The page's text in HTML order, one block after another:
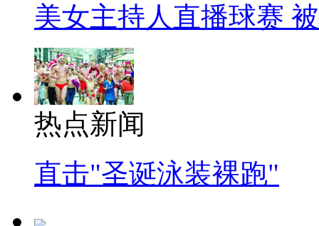
美女主持人直播球赛
热点新闻
直击"圣诞泳装裸跑"